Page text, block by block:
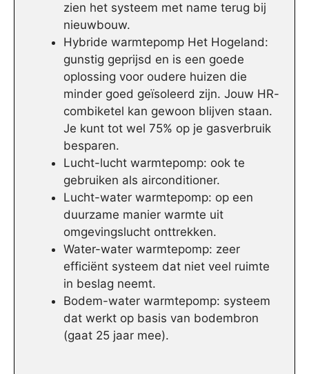
zien het systeem met name terug bij
nieuwbouw.
Hybride warmtepomp Het Hogeland:
gunstig geprijsd en is een goede
oplossing voor oudere huizen die
minder goed geïsoleerd zijn. Jouw HR-
combiketel kan gewoon blijven staan.
Je kunt tot wel 75% op je gasverbruik
besparen.
Lucht-lucht warmtepomp: ook te
gebruiken als airconditioner.
Lucht-water warmtepomp: op een
duurzame manier warmte uit
omgevingslucht onttrekken.
Water-water warmtepomp: zeer
efficiënt systeem dat niet veel ruimte
in beslag neemt.
Bodem-water warmtepomp: systeem
dat werkt op basis van bodembron
(gaat 25 jaar mee).